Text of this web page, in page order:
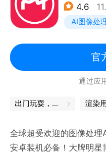
4.6
AI图像处
官
通过应
出门玩耍，这些App帮你省心
全球超受欢迎的图像处理
安卓装机必备！大牌明